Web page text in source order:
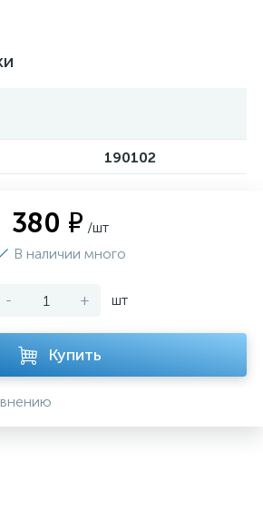
190102
380 ₽ /шт
В наличии много
- + шт
Купить